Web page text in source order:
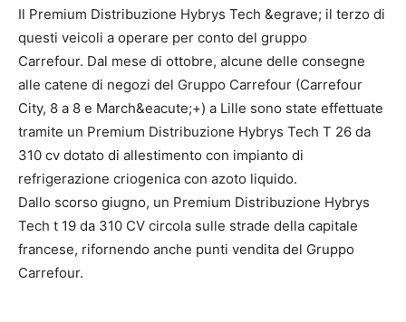
Il Premium Distribuzione Hybrys Tech &egrave; il terzo di
questi veicoli a operare per conto del gruppo
Carrefour. Dal mese di ottobre, alcune delle consegne
alle catene di negozi del Gruppo Carrefour (Carrefour
City, 8 a 8 e March&eacute;+) a Lille sono state effettuate
tramite un Premium Distribuzione Hybrys Tech T 26 da
310 cv dotato di allestimento con impianto di
refrigerazione criogenica con azoto liquido.
Dallo scorso giugno, un Premium Distribuzione Hybrys
Tech t 19 da 310 CV circola sulle strade della capitale
francese, rifornendo anche punti vendita del Gruppo
Carrefour.